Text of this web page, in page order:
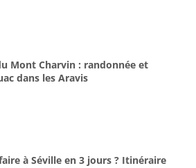
Mont Charvin : randonnée et
dans les Aravis
à Séville en 3 jours ? Itinéraire